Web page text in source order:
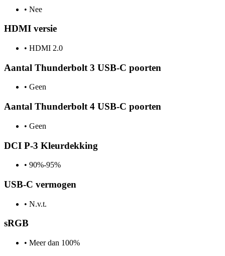
• Nee
HDMI versie
• HDMI 2.0
Aantal Thunderbolt 3 USB-C poorten
• Geen
Aantal Thunderbolt 4 USB-C poorten
• Geen
DCI P-3 Kleurdekking
• 90%-95%
USB-C vermogen
• N.v.t.
sRGB
• Meer dan 100%